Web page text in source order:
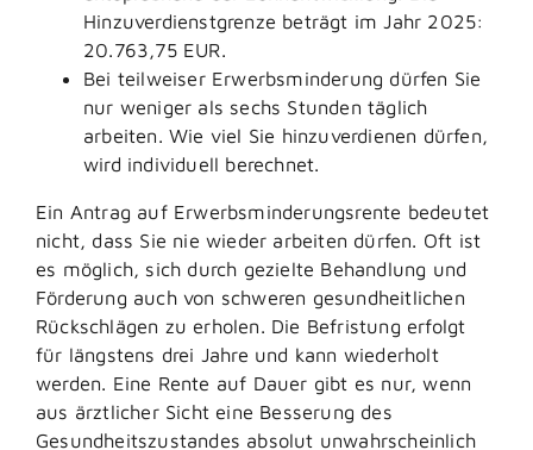
Hinzuverdienstgrenze beträgt im Jahr 2025:
20.763,75 EUR.
Bei teilweiser Erwerbsminderung dürfen Sie
nur weniger als sechs Stunden täglich
arbeiten. Wie viel Sie hinzuverdienen dürfen,
wird individuell berechnet.
Ein Antrag auf Erwerbsminderungsrente bedeutet
nicht, dass Sie nie wieder arbeiten dürfen. Oft ist
es möglich, sich durch gezielte Behandlung und
Förderung auch von schweren gesundheitlichen
Rückschlägen zu erholen. Die Befristung erfolgt
für längstens drei Jahre und kann wiederholt
werden. Eine Rente auf Dauer gibt es nur, wenn
aus ärztlicher Sicht eine Besserung des
Gesundheitszustandes absolut unwahrscheinlich